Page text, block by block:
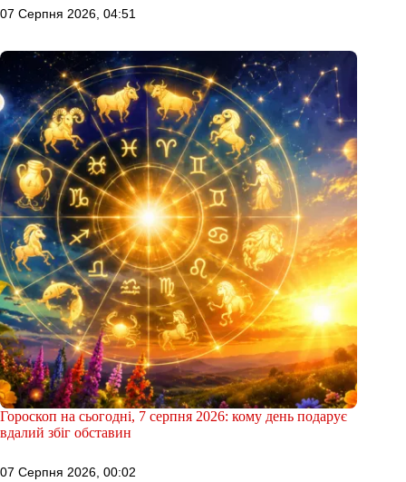
07 Серпня 2026, 04:51
Гороскоп на сьогодні, 7 серпня 2026: кому день подарує
вдалий збіг обставин
07 Серпня 2026, 00:02